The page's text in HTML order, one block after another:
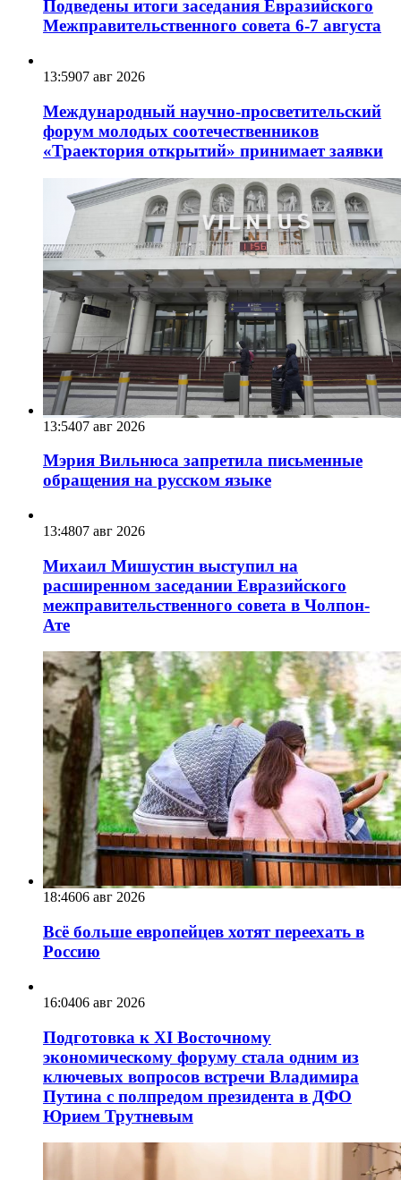
Подведены итоги заседания Евразийского
Межправительственного совета 6-7 августа
13:5907 авг 2026
Международный научно-просветительский
форум молодых соотечественников
«Траектория открытий» принимает заявки
13:5407 авг 2026
Мэрия Вильнюса запретила письменные
обращения на русском языке
13:4807 авг 2026
Михаил Мишустин выступил на
расширенном заседании Евразийского
межправительственного совета в Чолпон-
Ате
18:4606 авг 2026
Всё больше европейцев хотят переехать в
Россию
16:0406 авг 2026
Подготовка к XI Восточному
экономическому форуму стала одним из
ключевых вопросов встречи Владимира
Путина с полпредом президента в ДФО
Юрием Трутневым